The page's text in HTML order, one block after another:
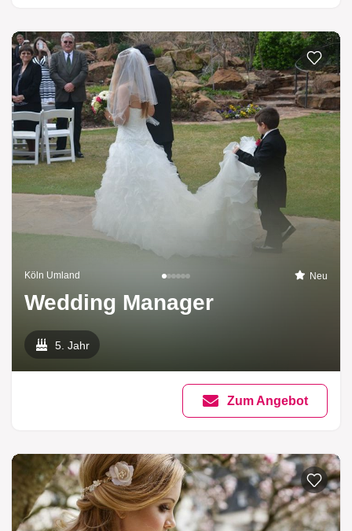
Köln Umland Neu
Wedding Manager
5. Jahr
Zum Angebot